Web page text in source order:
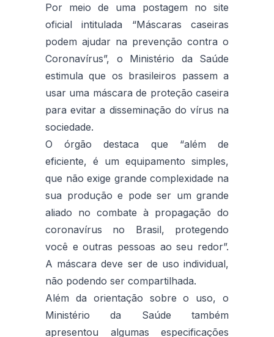
Por meio de uma postagem no site
oficial intitulada “Máscaras caseiras
podem ajudar na prevenção contra o
Coronavírus”, o Ministério da Saúde
estimula que os brasileiros passem a
usar uma máscara de proteção caseira
para evitar a disseminação do vírus na
sociedade.
O órgão destaca que “além de
eficiente, é um equipamento simples,
que não exige grande complexidade na
sua produção e pode ser um grande
aliado no combate à propagação do
coronavírus no Brasil, protegendo
você e outras pessoas ao seu redor”.
A máscara deve ser de uso individual,
não podendo ser compartilhada.
Além da orientação sobre o uso, o
Ministério da Saúde também
apresentou algumas especificações